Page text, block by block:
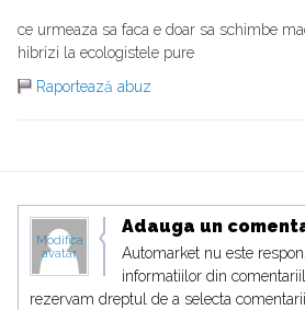
ce urmeaza sa faca e doar sa schimbe
hibrizi la ecologistele pure
Raportează abuz
Modifica
avatar
Adauga un
Automarket nu este
informatiilor din
rezervam dreptul de a selecta